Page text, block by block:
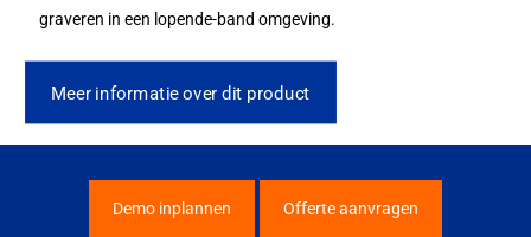
graveren in een lopende-band omgeving.
Meer informatie over dit product
Demo inplannen Offerte aanvragen